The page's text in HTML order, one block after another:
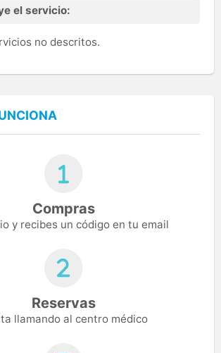
el servicio:
no descritos.
Compras
y recibes un código en tu email
Reservas
llamando al centro médico